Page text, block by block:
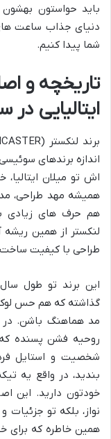
باید حواستون
دنیای جذاب ساعت
شما پیدا کنیم.
تاریخچه و
ایتالیایی
اندازه برندهای
اش تو میلان
همیشه مهد طراحی،
هم حرف های زیادی
لنکستر از همین
طراحی با کیفیت
این برند تو طول
گذاشته که هم حس
مد هماهنگ باشن. در
روحیه فشن پسنده
شخصیت و استایل
بندید، در واقع یه
خودتون دارید. این
نواز، بلکه تو
همین خاطره که برای